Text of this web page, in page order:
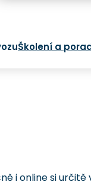
Školení a
i online si určitě